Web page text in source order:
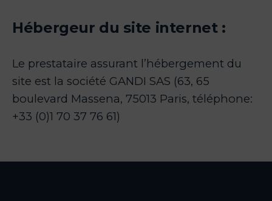
Hébergeur du site internet :
Le prestataire assurant l’hébergement du
site est la société GANDI SAS (63, 65
boulevard Massena, 75013 Paris, téléphone:
+33 (0)1 70 37 76 61)